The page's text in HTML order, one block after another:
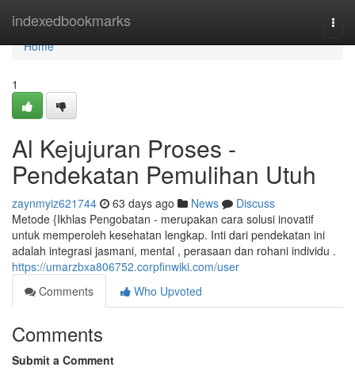
indexedbookmarks
Home
Home
1
Al Kejujuran Proses -
Pendekatan Pemulihan Utuh
zaynmyiz621744 63 days ago News
Discuss
Metode {Ikhlas Pengobatan - merupakan cara solusi inovatif
untuk memperoleh kesehatan lengkap. Inti dari pendekatan ini
adalah integrasi jasmani, mental , perasaan dan rohani individu .
https://umarzbxa806752.corpfinwiki.com/user
Comments
Who Upvoted
Comments
Submit a Comment